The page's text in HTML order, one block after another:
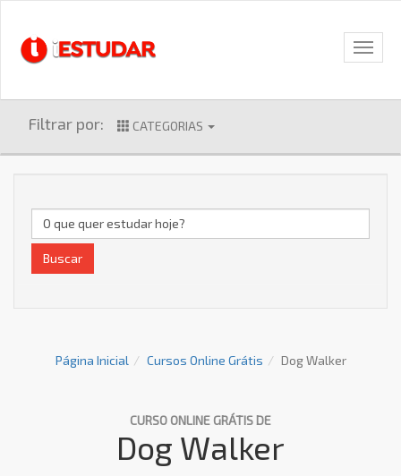
Filtrar por: CATEGORIAS
Buscar
Página Inicial Cursos Online Grátis Dog Walker
CURSO ONLINE GRÁTIS DE
Dog Walker